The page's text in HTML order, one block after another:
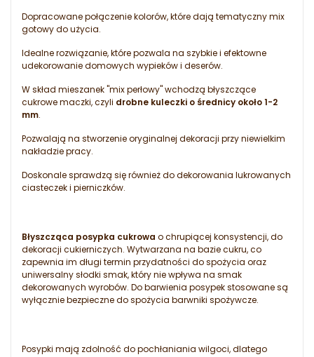
Dopracowane połączenie kolorów, które dają tematyczny mix
gotowy do użycia.
Idealne rozwiązanie, które pozwala na szybkie i efektowne
udekorowanie domowych wypieków i deserów.
W skład mieszanek "mix perłowy" wchodzą błyszczące
cukrowe maczki, czyli drobne kuleczki o średnicy około 1-2
mm.
Pozwalają na stworzenie oryginalnej dekoracji przy niewielkim
nakładzie pracy.
Doskonale sprawdzą się również do dekorowania lukrowanych
ciasteczek i pierniczków.
Błyszcząca posypka cukrowa o chrupiącej konsystencji, do
dekoracji cukierniczych. Wytwarzana na bazie cukru, co
zapewnia im długi termin przydatności do spożycia oraz
uniwersalny słodki smak, który nie wpływa na smak
dekorowanych wyrobów. Do barwienia posypek stosowane są
wyłącznie bezpieczne do spożycia barwniki spożywcze.
Posypki mają zdolność do pochłaniania wilgoci, dlatego